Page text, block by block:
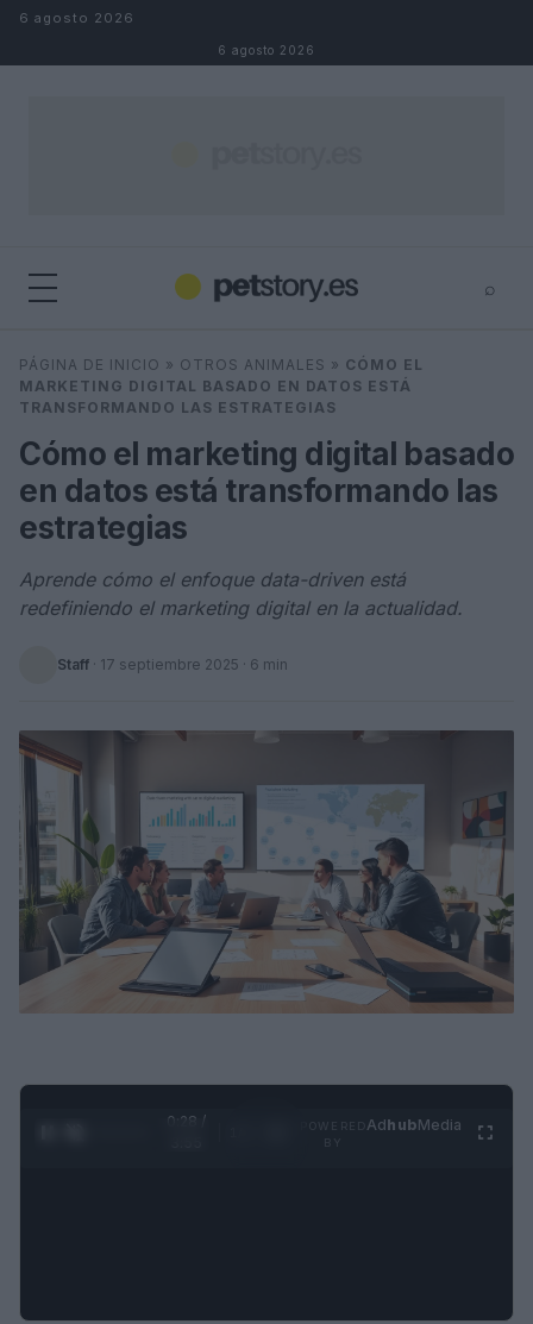
Saltar al contenido
6 agosto 2026
6 agosto 2026
⌕
Buscar
PÁGINA DE INICIO » OTROS ANIMALES » CÓMO EL
MARKETING DIGITAL BASADO EN DATOS ESTÁ
TRANSFORMANDO LAS ESTRATEGIAS
Cómo el marketing digital basado
en datos está transformando las
estrategias
Aprende cómo el enfoque data-driven está
redefiniendo el marketing digital en la actualidad.
Staff · 17 septiembre 2025 · 6 min
0:29 /
AdhubMedia